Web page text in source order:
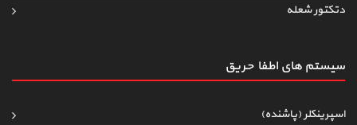
دتکتور شعله
سیستم های اطفاءحریق
اسپرینکلر (پاشنده)